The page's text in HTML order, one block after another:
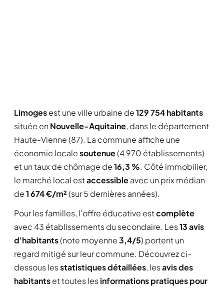
Limogesest une ville urbaine de129 754 habitants
située en Nouvelle-Aquitaine, dans le département
Haute-Vienne (87). La commune affiche une
économie localesoutenue(4 970 établissements)
et un taux de chômage de16,3 %. Côté immobilier,
le marché local estaccessibleavec un prix médian
de1 674 €/m²(sur 5 dernières années).
Pour les familles, l'offre éducative estcomplète
avec 43 établissements du secondaire. Les13 avis
d'habitants(note moyenne3,4/5) portent un
regard mitigé sur leur commune. Découvrez ci-
dessous lesstatistiques détaillées, lesavis des
habitantset toutes lesinformations pratiques pour